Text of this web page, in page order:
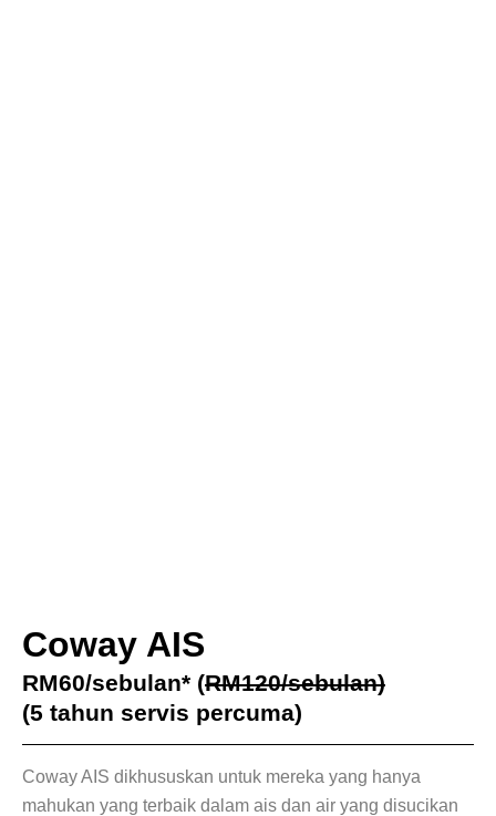
Coway AIS
RM60/sebulan* (RM120/sebulan)
(5 tahun servis percuma)
Coway AIS dikhususkan untuk mereka yang hanya
mahukan yang terbaik dalam ais dan air yang disucikan